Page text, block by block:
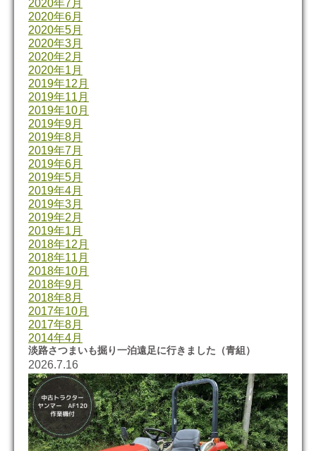
2020年7月
2020年6月
2020年5月
2020年3月
2020年2月
2020年1月
2019年12月
2019年11月
2019年10月
2019年9月
2019年8月
2019年7月
2019年6月
2019年5月
2019年4月
2019年3月
2019年2月
2019年1月
2018年12月
2018年11月
2018年10月
2018年9月
2018年8月
2017年10月
2017年8月
2014年4月
淡路さつまいも掘り一泊遠足に行きました（青組）
2026.7.16